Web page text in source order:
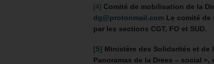
[4] Comité de mobilisation de la
dg@protonmail.com Le comité de
par les sections CGT, FO et SUD.
[5] Ministère des Solidarités et de
Panoramas de la Drees – social »,